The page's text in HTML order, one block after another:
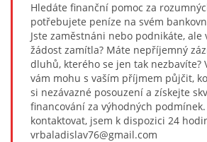
Hledáte finanční pomoc za
potřebujete peníze na svém
Jste zaměstnáni nebo podnikáte, ale
žádost zamítla? Máte nepříjemný
dluhů, kterého se jen tak nezbavíte?
vám mohu s vaším příjmem půjčit,
si nezávazné posouzení a získejte
financování za výhodných
kontaktovat, jsem k dispozici 24
vrbaladislav76@gmail.com